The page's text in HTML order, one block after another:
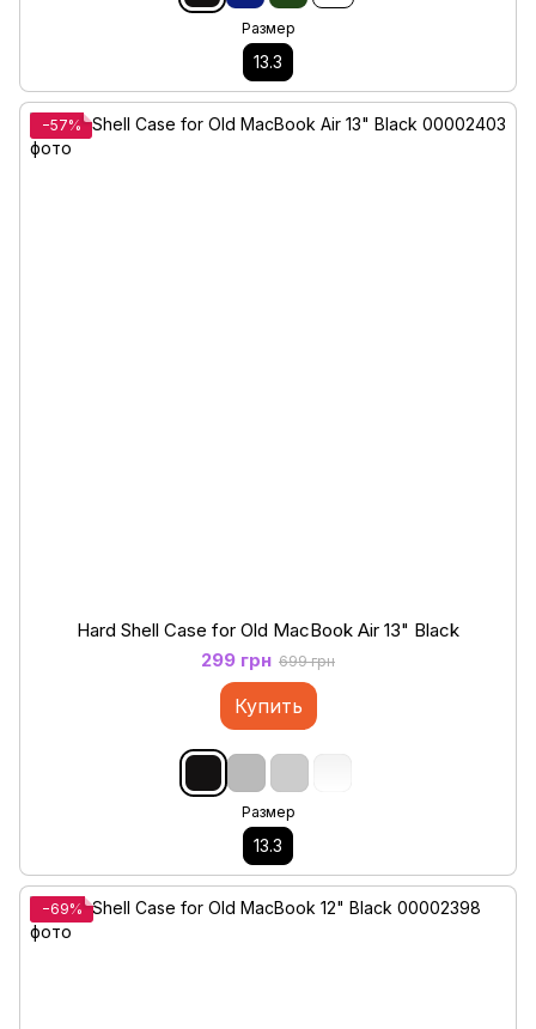
Размер
13.3
−57%
Hard Shell Case for Old MacBook Air 13" Black
299 грн 699 грн
Купить
Размер
13.3
−69%